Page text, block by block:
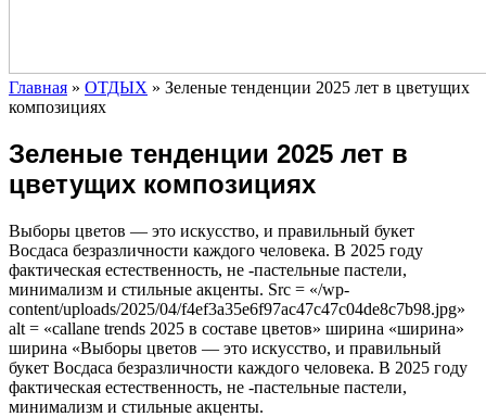
Главная » ОТДЫХ » Зеленые тенденции 2025 лет в цветущих
композициях
Зеленые тенденции 2025 лет в
цветущих композициях
Выборы цветов — это искусство, и правильный букет
Восдаса безразличности каждого человека. В 2025 году
фактическая естественность, не -пастельные пастели,
минимализм и стильные акценты. Src = «/wp-
content/uploads/2025/04/f4ef3a35e6f97ac47c47c04de8c7b98.jpg»
alt = «callane trends 2025 в составе цветов» ширина «ширина»
ширина «Выборы цветов — это искусство, и правильный
букет Восдаса безразличности каждого человека. В 2025 году
фактическая естественность, не -пастельные пастели,
минимализм и стильные акценты.